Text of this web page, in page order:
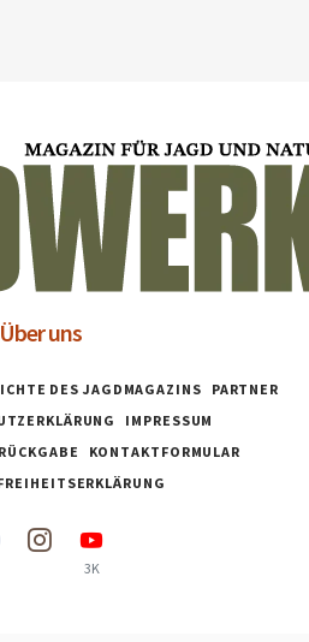
Über uns
DES JAGDMAGAZINS
PARTNER
IMPRESSUM
KONTAKTFORMULAR
3K